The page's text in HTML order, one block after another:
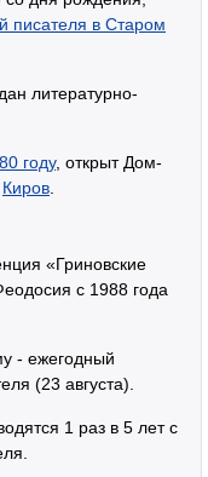
писателя в Старом
литературно-
году, открыт Дом-
Киров
«Гриновские
с 1988 года
- ежегодный
(23 августа).
1 раз в 5 лет с